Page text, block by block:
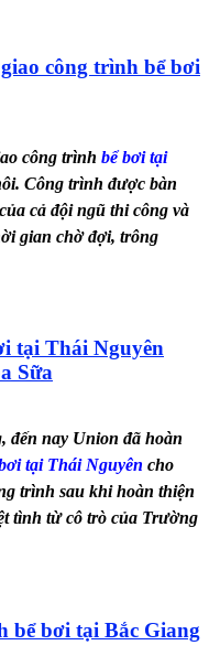
công trình bể bơi
công trình bể bơi tại
Công trình được bàn
cả đội ngũ thi công và
gian chờ đợi, trông
tại Thái Nguyên
Sữa
đến nay Union đã hoàn
tại Thái Nguyên cho
trình sau khi hoàn thiện
tình từ cô trò của Trường
bể bơi tại Bắc Giang